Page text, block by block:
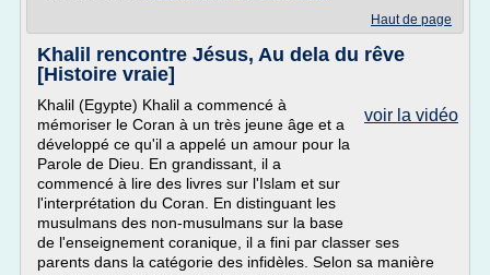
Haut de page
Khalil rencontre Jésus, Au dela du rêve
[Histoire vraie]
voir la vidéo
Khalil (Egypte) Khalil a commencé à
mémoriser le Coran à un très jeune âge et a
développé ce qu'il a appelé un amour pour la
Parole de Dieu. En grandissant, il a
commencé à lire des livres sur l'Islam et sur
l'interprétation du Coran. En distinguant les
musulmans des non-musulmans sur la base
de l'enseignement coranique, il a fini par classer ses
parents dans la catégorie des infidèles. Selon sa manière